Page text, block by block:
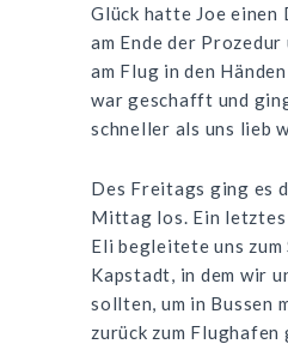
Glück hatte Joe einen
am Ende der
am Flug in den
war geschafft und
schneller als uns lieb
Des Freitags ging es
Mittag los. Ein
Eli begleitete uns zum
Kapstadt, in dem wir
sollten, um in Bussen
zurück zum Flughafen